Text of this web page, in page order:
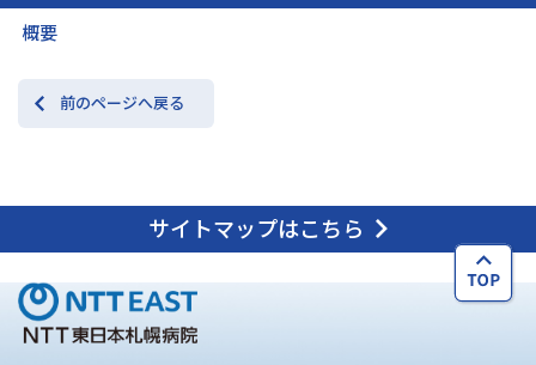
概要
前のページへ戻る
サイトマップはこちら